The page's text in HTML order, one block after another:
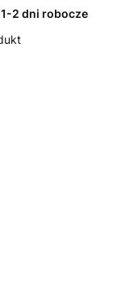
1-2 dni robocze